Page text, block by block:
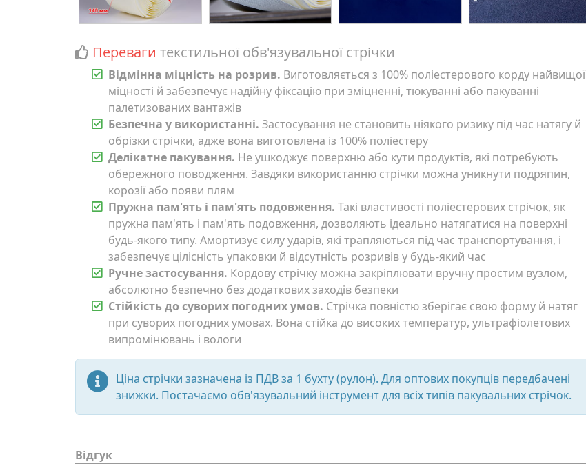
Переваги текстильної обв'язувальної стрічки
Відмінна міцність на розрив. Виготовляється з 100% поліестерового корду найвищої
міцності й забезпечує надійну фіксацію при зміцненні, тюкуванні або пакуванні
палетизованих вантажів
Безпечна у використанні. Застосування не становить ніякого ризику під час натягу й
обрізки стрічки, адже вона виготовлена із 100% поліестеру
Делікатне пакування. Не ушкоджує поверхню або кути продуктів, які потребують
обережного поводження. Завдяки використанню стрічки можна уникнути подряпин,
корозії або появи плям
Пружна пам'ять і пам'ять подовження. Такі властивості поліестерових стрічок, як
пружна пам'ять і пам'ять подовження, дозволяють ідеально натягатися на поверхні
будь-якого типу. Амортизує силу ударів, які трапляються під час транспортування, і
забезпечує цілісність упаковки й відсутність розривів у будь-який час
Ручне застосування. Кордову стрічку можна закріплювати вручну простим вузлом,
абсолютно безпечно без додаткових заходів безпеки
Стійкість до суворих погодних умов. Стрічка повністю зберігає свою форму й натяг
при суворих погодних умовах. Вона стійка до високих температур, ультрафіолетових
випромінювань і вологи
Ціна стрічки зазначена із ПДВ за 1 бухту (рулон). Для оптових покупців передбачені
знижки. Постачаємо обв'язувальний інструмент для всіх типів пакувальних стрічок.
Відгук